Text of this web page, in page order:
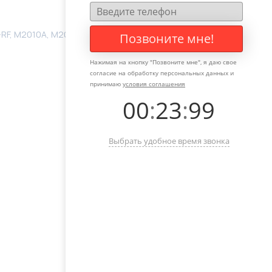
M2010A, M2010N, M2010U, RBU101N, RBU101OEM,
Позвоните мне!
Нажимая на кнопку "Позвоните мне", я даю свое
согласие на обработку персональных данных и
принимаю условия соглашения
00:23:99
Выбрать удобное время звонка